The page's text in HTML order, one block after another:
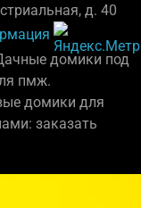
д. 40
домики под
пмж.
домики для
заказать